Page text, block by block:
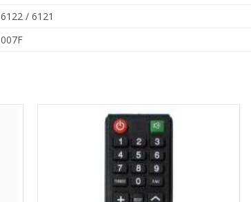
6122 / 6121
007F